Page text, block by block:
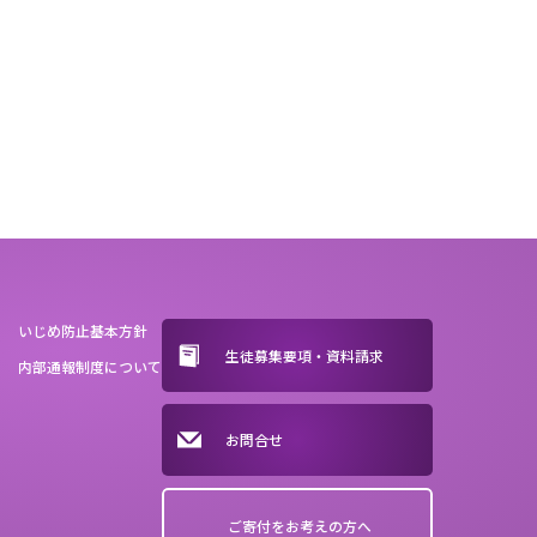
いじめ防止基本方針
内部通報制度について
生徒募集要項・資料請求
お問合せ
ご寄付をお考えの方へ